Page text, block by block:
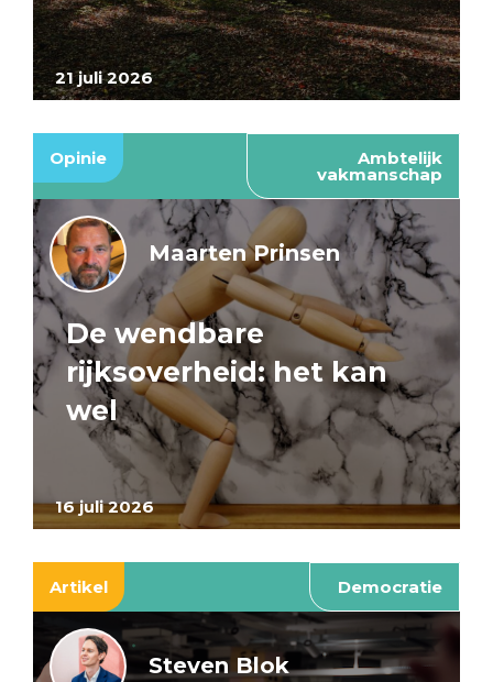
21 juli 2026
Opinie Ambtelijk
vakmanschap
16 juli 2026
Maarten Prinsen
De wendbare
rijksoverheid: het kan
wel
Artikel Democratie
Steven Blok